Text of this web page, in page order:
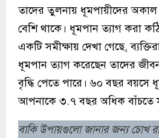
তাদের তুলনায় ধূমপায়ীদের
বেশি থাকে। ধূমপান ত্যাগ করা
একটি সমীক্ষায় দেখা গেছে,
ধূমপান ত্যাগ করেছেন তাদের
বৃদ্ধি পেতে পারে। ৬০ বছর বয়সে
আপনাকে ৩.৭ বছর অধিক বাঁচতে
বাকি উপায়গুলো জানার জন্য চোখ